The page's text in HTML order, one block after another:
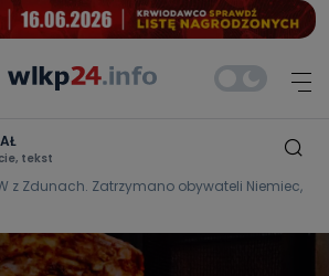
tekst
z Zdunach. Zatrzymano obywateli Niemiec,